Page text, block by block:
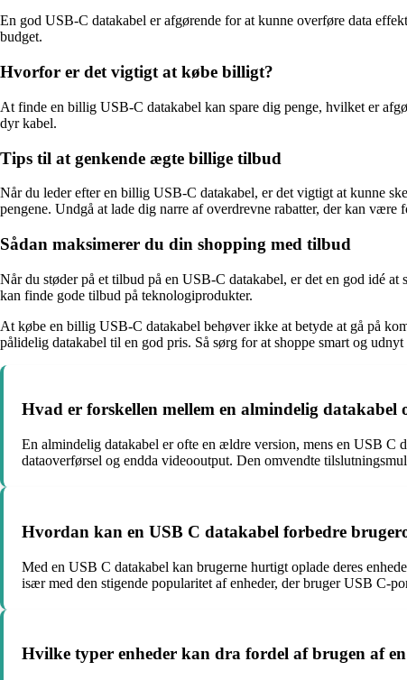
En god USB-C datakabel er afgørende for at kunne overføre data
budget.
Hvorfor er det vigtigt at købe billigt?
At finde en billig USB-C datakabel kan spare dig penge, hvilket er
dyr kabel.
Tips til at genkende ægte billige tilbud
Når du leder efter en billig USB-C datakabel, er det vigtigt at kunne
pengene. Undgå at lade dig narre af overdrevne rabatter, der kan være
Sådan maksimerer du din shopping med tilbud
Når du støder på et tilbud på en USB-C datakabel, er det en god idé
kan finde gode tilbud på teknologiprodukter.
At købe en billig USB-C datakabel behøver ikke at betyde at gå på
pålidelig datakabel til en god pris. Så sørg for at shoppe smart og
Hvad er forskellen mellem en almindelig datakabel
En almindelig datakabel er ofte en ældre version, mens en USB C
dataoverførsel og endda videooutput. Den omvendte
Hvordan kan en USB C datakabel forbedre
Med en USB C datakabel kan brugerne hurtigt oplade deres
især med den stigende popularitet af enheder, der bruger USB C-
Hvilke typer enheder kan dra fordel af brugen af